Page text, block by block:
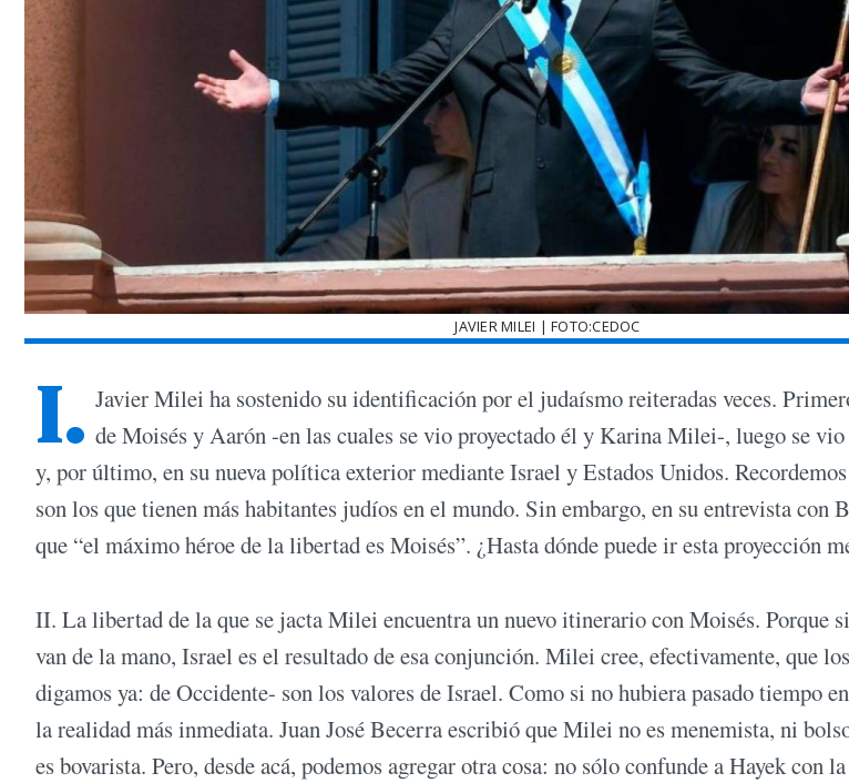
JAVIER MILEI | FOTO:CEDOC
I. Javier Milei ha sostenido su identificación por el judaísmo reiteradas veces.
de Moisés y Aarón -en las cuales se vio proyectado él y Karina Milei-, luego se
y, por último, en su nueva política exterior mediante Israel y Estados Unidos. Recordemos
son los que tienen más habitantes judíos en el mundo. Sin embargo, en su entrevista con
que “el máximo héroe de la libertad es Moisés”. ¿Hasta dónde puede ir esta proyección
II. La libertad de la que se jacta Milei encuentra un nuevo itinerario con Moisés. Porque
van de la mano, Israel es el resultado de esa conjunción. Milei cree, efectivamente, que
digamos ya: de Occidente- son los valores de Israel. Como si no hubiera pasado tiempo
la realidad más inmediata. Juan José Becerra escribió que Milei no es menemista, ni
es bovarista. Pero, desde acá, podemos agregar otra cosa: no sólo confunde a Hayek con